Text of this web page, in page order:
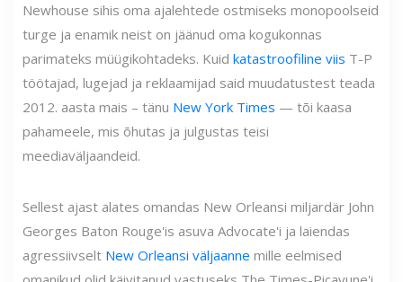
Newhouse sihis oma ajalehtede ostmiseks monopoolseid
turge ja enamik neist on jäänud oma kogukonnas
parimateks müügikohtadeks. Kuid katastroofiline viis T-P
töötajad, lugejad ja reklaamijad said muudatustest teada
2012. aasta mais – tänu New York Times — tõi kaasa
pahameele, mis õhutas ja julgustas teisi
meediaväljaandeid.
Sellest ajast alates omandas New Orleansi miljardär John
Georges Baton Rouge'is asuva Advocate'i ja laiendas
agressiivselt New Orleansi väljaanne mille eelmised